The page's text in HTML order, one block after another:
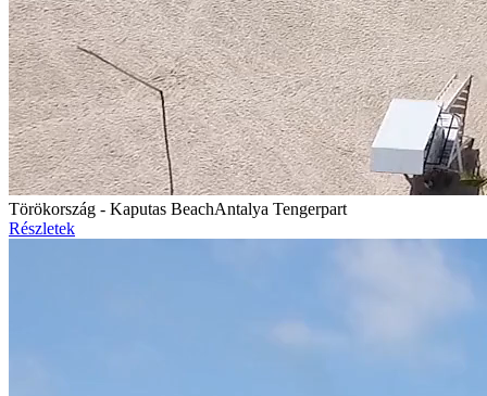
Törökország - Kaputas BeachAntalya Tengerpart
Részletek